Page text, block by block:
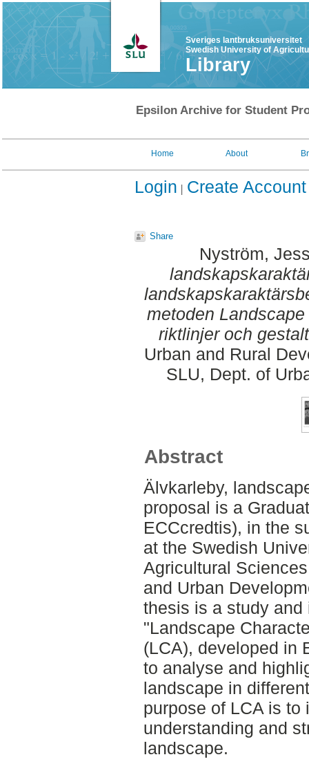
Sveriges lantbruksuniversitet
Swedish University of
Library
Epsilon Archive for Student
Home About
Login Create Account
Share
Nyström,
metoden
riktlinjer och
Urban and Rural
SLU, Dept. of
Abstract
Älvkarleby,
proposal is a
ECCcredtis), in the
at the Swedish
Agricultural
and Urban
thesis is a study
"Landscape
(LCA), developed in
to analyse and
landscape in
purpose of LCA is to
understanding and
landscape.